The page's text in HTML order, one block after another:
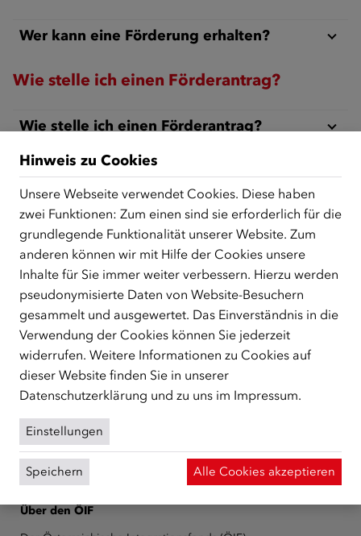
Wer kann eine Förderung erhalten?
Wie stelle ich einen Förderantrag?
Wie stelle ich einen Förderantrag?
Download Voraussetzungen und
Bestimmungen zur Förderung und
Online-Förderansuchen
ÜBER UNS
Der Österreichische Integrationsfonds (ÖIF) ist ein Fonds der
Republik Österreich, der Flüchtlinge, subsidiär
Schutzberechtigte, Vertriebene sowie Zuwander/innen als
zentrale Anlaufstelle bei der Integration in Österreich
unterstützt.mehr
FacebookYouTube
Über den ÖIF
Hinweis zu Cookies
Unsere Webseite verwendet Cookies. Diese haben
zwei Funktionen: Zum einen sind sie erforderlich für die
grundlegende Funktionalität unserer Website. Zum
anderen können wir mit Hilfe der Cookies unsere
Inhalte für Sie immer weiter verbessern. Hierzu werden
pseudonymisierte Daten von Website-Besuchern
gesammelt und ausgewertet. Das Einverständnis in die
Verwendung der Cookies können Sie jederzeit
widerrufen. Weitere Informationen zu Cookies auf
dieser Website finden Sie in unserer
Datenschutzerklärung und zu uns im Impressum.
Einstellungen
Speichern Alle Cookies akzeptieren